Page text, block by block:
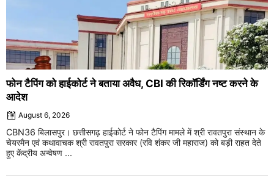
फोन टैपिंग को हाईकोर्ट ने बताया अवैध, CBI की रिकॉर्डिंग नष्ट करने के
आदेश
August 6, 2026
CBN36 बिलासपुर। छत्तीसगढ़ हाईकोर्ट ने फोन टैपिंग मामले में श्री रावतपुरा संस्थान के
चेयरमैन एवं कथावाचक श्री रावतपुरा सरकार (रवि शंकर जी महाराज) को बड़ी राहत देते
हुए केंद्रीय अन्वेषण ...